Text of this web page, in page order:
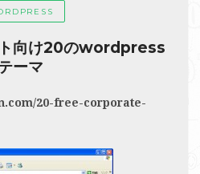
ト向け20のwordpress
ーマ
20-free-corporate-